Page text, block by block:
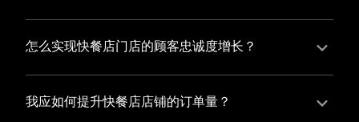
您共同打造独具特色的品牌，携手共创辉煌事业！
有赞新零售旗下的有赞微商城、有赞私域运营和有赞小
程序商城，为您的线上店铺提供一站式解决方案，从运
态。
怎么实现快餐店门店的顾客忠诚度增长？
您可以使用有赞的会员管理系统，建立自己的会员体
系，通过赠送积分、折扣等福利来吸引顾客再次购买，
我应如何提升快餐店店铺的订单量？